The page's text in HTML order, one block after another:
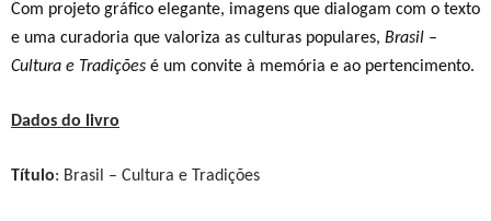
Com projeto gráfico elegante, imagens que dialogam com o texto
e uma curadoria que valoriza as culturas populares, Brasil –
Cultura e Tradições é um convite à memória e ao pertencimento.
Dados do livro
Título: Brasil – Cultura e Tradições